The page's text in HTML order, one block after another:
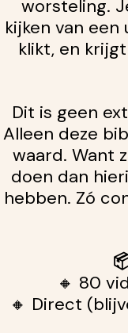
worsteling.
kijken van een
klikt, en
Dit is geen
Alleen deze
waard. Want
doen dan
hebben. Zó
🔸 80
🔸 Direct